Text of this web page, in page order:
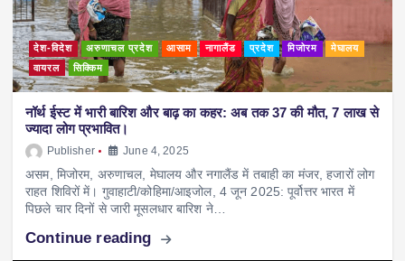
देश-विदेश अरुणाचल प्रदेश आसाम नागालैंड प्रदेश मिजोरम
मेघालय
वायरल
सिक्किम
नॉर्थ ईस्ट में भारी बारिश और बाढ़ का कहर: अब तक 37 की मौत, 7 लाख से
ज्यादा लोग प्रभावित।
Publisher June 4, 2025
असम, मिजोरम, अरुणाचल, मेघालय और नगालैंड में तबाही का मंजर, हजारों लोग
राहत शिविरों में। गुवाहाटी/कोहिमा/आइजोल, 4 जून 2025: पूर्वोत्तर भारत में
पिछले चार दिनों से जारी मूसलधार बारिश ने…
Continue reading